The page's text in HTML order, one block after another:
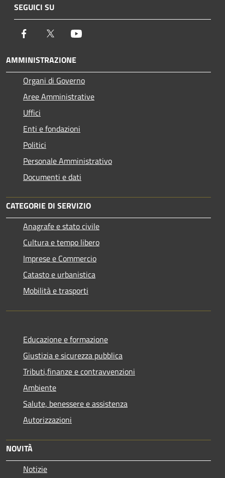
SEGUICI SU
Facebook Twitter
AMMINISTRAZIONE
Organi di Governo
Aree Amministrative
Uffici
Enti e fondazioni
Politici
Personale Amministrativo
Documenti e dati
CATEGORIE DI SERVIZIO
Anagrafe e stato civile
Cultura e tempo libero
Imprese e Commercio
Catasto e urbanistica
Mobilità e trasporti
Educazione e formazione
Giustizia e sicurezza pubblica
Tributi,finanze e contravvenzioni
Ambiente
Salute, benessere e assistenza
Autorizzazioni
NOVITÀ
Notizie